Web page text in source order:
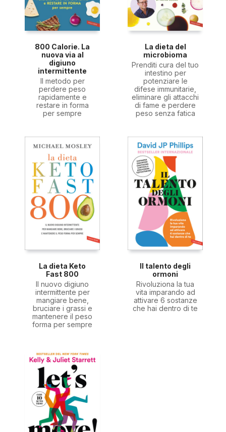
800 Calorie. La
nuova via al
digiuno
intermittente
Il metodo per
perdere peso
rapidamente e
restare in forma
per sempre
La dieta del
microbioma
Prenditi cura del tuo
intestino per
potenziare le
difese immunitarie,
eliminare gli attacchi
di fame e perdere
peso senza fatica
La dieta Keto
Fast 800
Il nuovo digiuno
intermittente per
mangiare bene,
bruciare i grassi e
mantenere il peso
forma per sempre
Il talento degli
ormoni
Rivoluziona la tua
vita imparando ad
attivare 6 sostanze
che hai dentro di te